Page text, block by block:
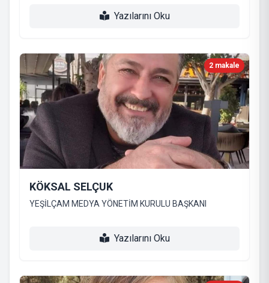
Yazılarını Oku
2 makale
KÖKSAL SELÇUK
YEŞİLÇAM MEDYA YÖNETİM KURULU BAŞKANI
Yazılarını Oku